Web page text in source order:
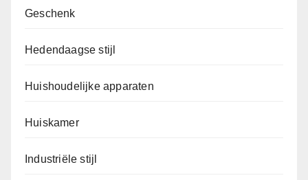
Geschenk
Hedendaagse stijl
Huishoudelijke apparaten
Huiskamer
Industriële stijl